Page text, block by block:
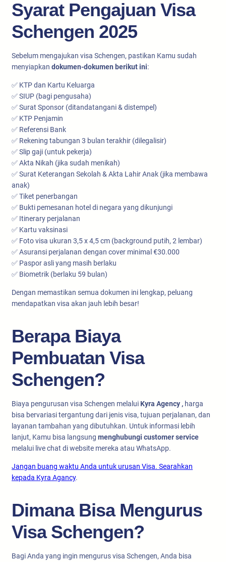
Syarat Pengajuan Visa
Schengen 2025
Sebelum mengajukan visa Schengen, pastikan Kamu sudah
menyiapkan dokumen-dokumen berikut ini:
✅ KTP dan Kartu Keluarga
✅ SIUP (bagi pengusaha)
✅ Surat Sponsor (ditandatangani & distempel)
✅ KTP Penjamin
✅ Referensi Bank
✅ Rekening tabungan 3 bulan terakhir (dilegalisir)
✅ Slip gaji (untuk pekerja)
✅ Akta Nikah (jika sudah menikah)
✅ Surat Keterangan Sekolah & Akta Lahir Anak (jika membawa
anak)
✅ Tiket penerbangan
✅ Bukti pemesanan hotel di negara yang dikunjungi
✅ Itinerary perjalanan
✅ Kartu vaksinasi
✅ Foto visa ukuran 3,5 x 4,5 cm (background putih, 2 lembar)
✅ Asuransi perjalanan dengan cover minimal €30.000
✅ Paspor asli yang masih berlaku
✅ Biometrik (berlaku 59 bulan)
Dengan memastikan semua dokumen ini lengkap, peluang
mendapatkan visa akan jauh lebih besar!
Berapa Biaya
Pembuatan Visa
Schengen?
Biaya pengurusan visa Schengen melalui Kyra Agency , harga
bisa bervariasi tergantung dari jenis visa, tujuan perjalanan, dan
layanan tambahan yang dibutuhkan. Untuk informasi lebih
lanjut, Kamu bisa langsung menghubungi customer service
melalui live chat di website mereka atau WhatsApp.
Jangan buang waktu Anda untuk urusan Visa. Searahkan
kepada Kyra Agancy.
Dimana Bisa Mengurus
Visa Schengen?
Bagi Anda yang ingin mengurus visa Schengen, Anda bisa